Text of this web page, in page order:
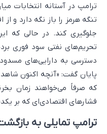
ترامپ در آستانه انتخابات
تنگه هرمز را باز نگه دارد و
جلوگیری کند. در حالی که
تحریم‌های نفتی سود فوری
دسترسی به دارایی‌های
پایان گفت: «آنچه اکنون
که صرفاً می‌خواهند زمان
فشارهای اقتصادی‌ای که بر
ترامپ تمایلی به